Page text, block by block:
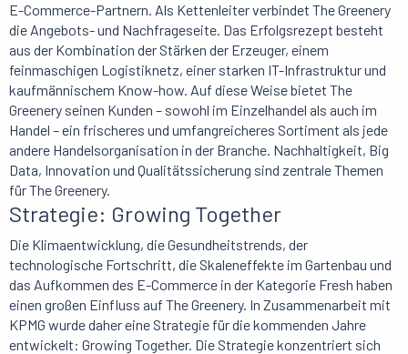
E-Commerce-Partnern. Als Kettenleiter verbindet The Greenery
die Angebots- und Nachfrageseite. Das Erfolgsrezept besteht
aus der Kombination der Stärken der Erzeuger, einem
feinmaschigen Logistiknetz, einer starken IT-Infrastruktur und
kaufmännischem Know-how. Auf diese Weise bietet The
Greenery seinen Kunden – sowohl im Einzelhandel als auch im
Handel – ein frischeres und umfangreicheres Sortiment als jede
andere Handelsorganisation in der Branche. Nachhaltigkeit, Big
Data, Innovation und Qualitätssicherung sind zentrale Themen
für The Greenery.
Strategie: Growing Together
Die Klimaentwicklung, die Gesundheitstrends, der
technologische Fortschritt, die Skaleneffekte im Gartenbau und
das Aufkommen des E-Commerce in der Kategorie Fresh haben
einen großen Einfluss auf The Greenery. In Zusammenarbeit mit
KPMG wurde daher eine Strategie für die kommenden Jahre
entwickelt: Growing Together. Die Strategie konzentriert sich